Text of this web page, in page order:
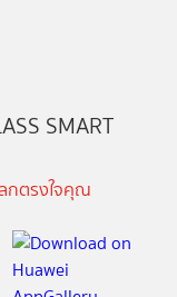
SMART
กตรงใจคุณ